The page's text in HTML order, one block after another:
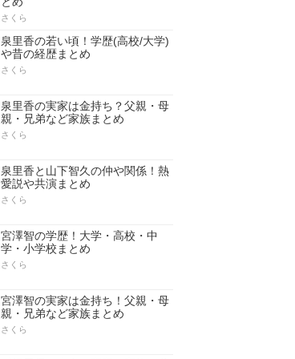
さくら
泉里香の若い頃！学歴(高校/大学)
や昔の経歴まとめ
さくら
泉里香の実家は金持ち？父親・母
親・兄弟など家族まとめ
さくら
泉里香と山下智久の仲や関係！熱
愛説や共演まとめ
さくら
宮澤智の学歴！大学・高校・中
学・小学校まとめ
さくら
宮澤智の実家は金持ち！父親・母
親・兄弟など家族まとめ
さくら